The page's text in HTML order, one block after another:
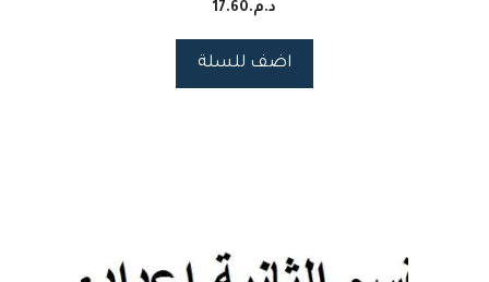
د.م.17.60
اضف للسلة